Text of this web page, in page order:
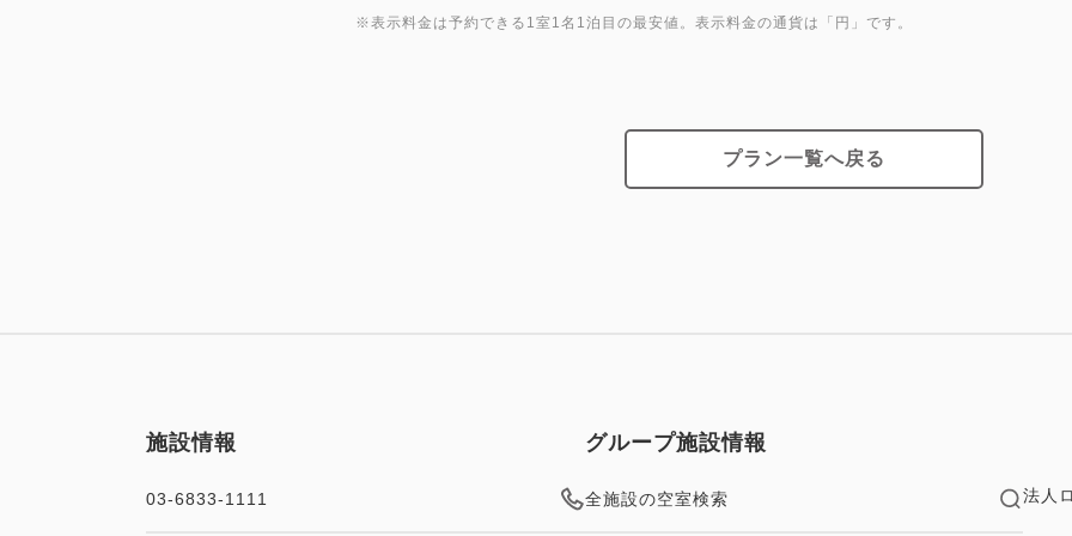
----------
・ご宿泊の際に二次元コード
※表示料金は予約できる1室1名1泊目の最安値。表示料金の通貨は「円」です。
プラン一覧へ戻る
施設情報
03-6833-1111
グループ施設情報
全施設の空室検索 法人